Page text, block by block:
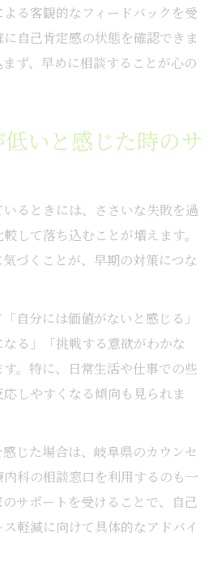
る客観的なフィードバックを受
自己肯定感の状態を確認できま
ず、早めに相談することが心の
いと感じた時のサ
るときには、ささいな失敗を過
して落ち込むことが増えます。
づくことが、早期の対策につな
自分には価値がないと感じる」
なる」「挑戦する意欲がわかな
。特に、日常生活や仕事での些
しやすくなる傾向も見られま
じた場合は、岐阜県のカウンセ
科の相談窓口を利用するのも一
サポートを受けることで、自己
軽減に向けて具体的なアドバイ